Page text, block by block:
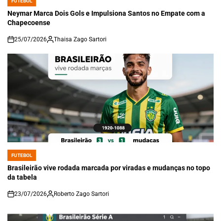
POSTED
IN
Neymar Marca Dois Gols e Impulsiona Santos no Empate com a
Chapecoense
on
25/07/2026 Thaisa Zago Sartori
POSTED
IN
FUTEBOL
Brasileirão vive rodada marcada por viradas e mudanças no topo
da tabela
on
23/07/2026 Roberto Zago Sartori